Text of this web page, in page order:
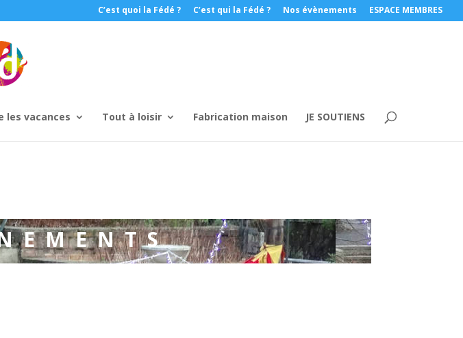
C’est quoi la Fédé ? C’est qui la Fédé ? Nos évènements ESPACE MEMBRES
les vacances Tout à loisir Fabrication maison JE SOUTIENS